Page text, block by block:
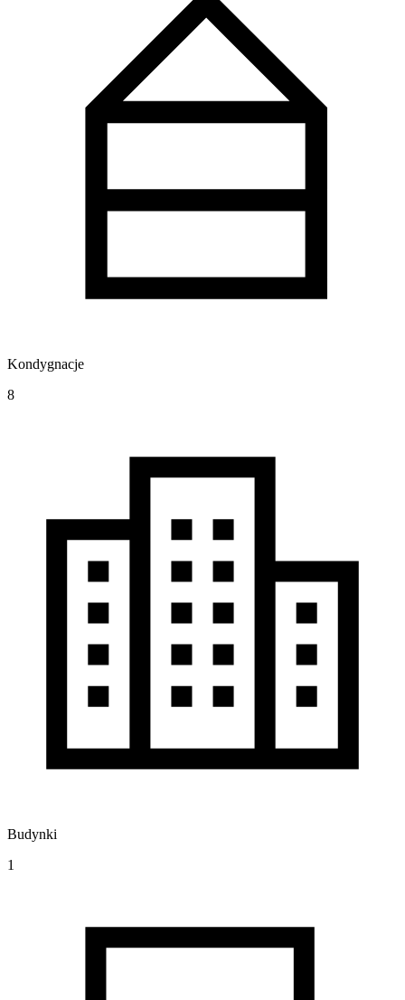
Kondygnacje
8
Budynki
1